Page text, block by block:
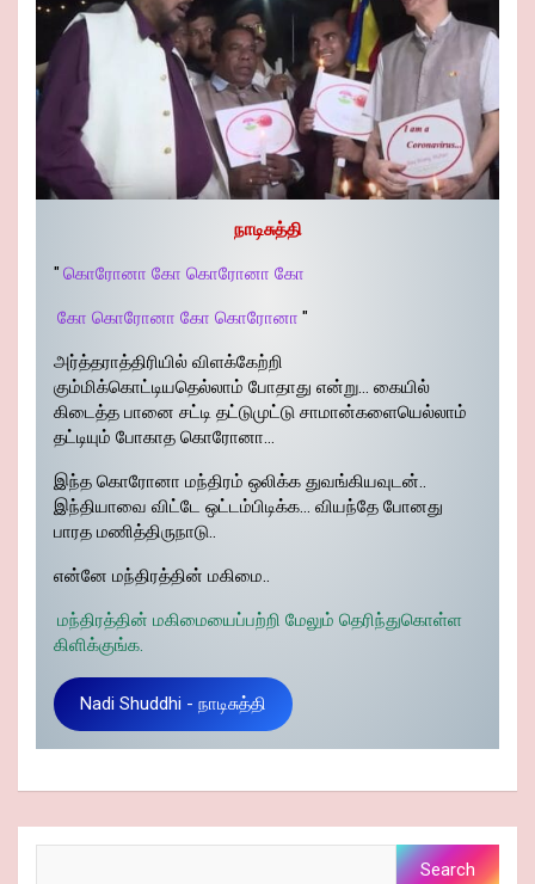
நாடிசுத்தி
" கொரோனா கோ கொரோனா கோ
கோ கொரோனா கோ கொரோனா "
அர்த்தராத்திரியில் விளக்கேற்றி
கும்மிக்கொட்டியதெல்லாம் போதாது என்று… கையில்
கிடைத்த பானை சட்டி தட்டுமுட்டு சாமான்களையெல்லாம்
தட்டியும் போகாத கொரோனா…
இந்த கொரோனா மந்திரம் ஒலிக்க துவங்கியவுடன்..
இந்தியாவை விட்டே ஒட்டம்பிடிக்க… வியந்தே போனது
பாரத மணித்திருநாடு..
என்னே மந்திரத்தின் மகிமை..
மந்திரத்தின் மகிமையைப்பற்றி மேலும் தெரிந்துகொள்ள
கிளிக்குங்க.
Nadi Shuddhi - நாடிசுத்தி
Search